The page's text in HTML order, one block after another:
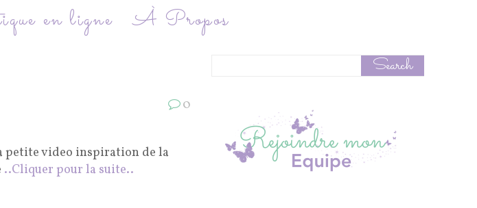
en ligne
À Propos
0
petite video inspiration de la
..Cliquer pour la suite..